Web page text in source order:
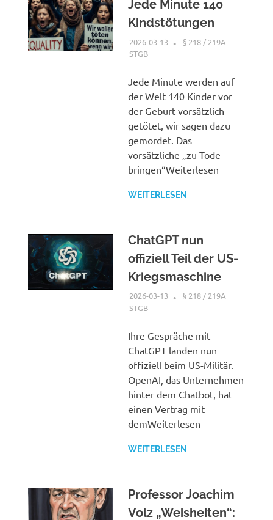
Jede Minute 140
Kindstötungen
2026-03-13 XX
§ 218 / 219A
STGB
Jede Minute werden auf
der Welt 140 Kinder vor
der Geburt vorsätzlich
getötet, wir sagen dazu
gemordet. Das
vorsätzliche „zu-Tode-
bringen“Weiterlesen
WEITERLESEN
ChatGPT nun
offiziell Teil der US-
Kriegsmaschine
2026-03-13 XX
§ 218 / 219A
STGB
Ihre Gespräche mit
ChatGPT landen nun
offiziell beim US-Militär.
OpenAI, das Unternehmen
hinter dem Chatbot, hat
einen Vertrag mit
demWeiterlesen
WEITERLESEN
Professor Joachim
Volz „Weisheiten“: